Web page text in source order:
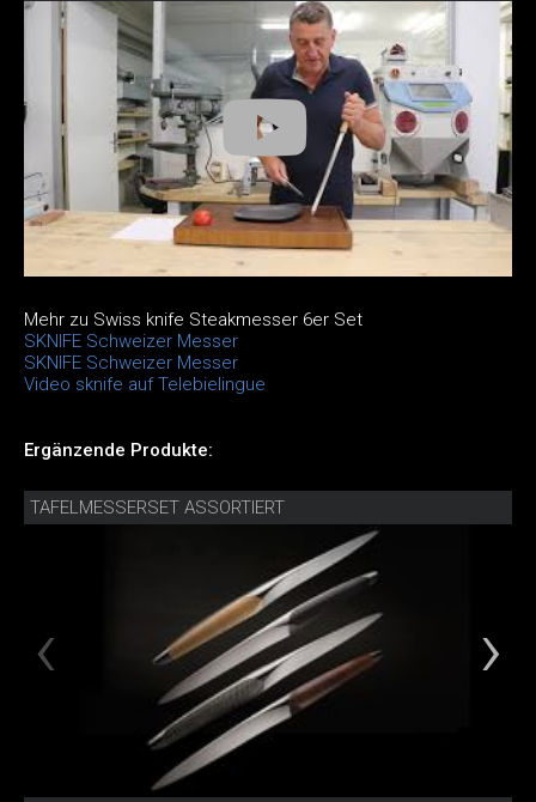
Mehr zu Swiss knife Steakmesser 6er Set
SKNIFE Schweizer Messer
SKNIFE Schweizer Messer
Video sknife auf Telebielingue
Ergänzende Produkte:
TAFELMESSERSET ASSORTIERT